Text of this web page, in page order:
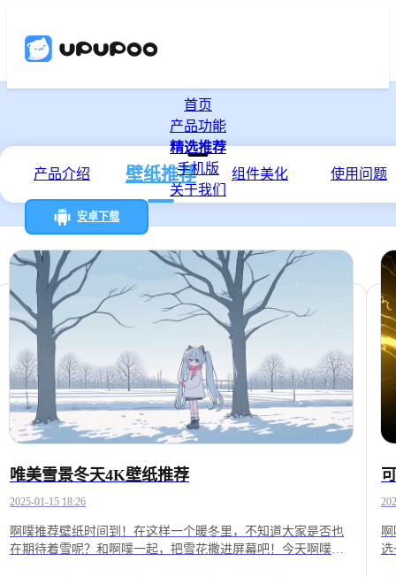
首页
产品功能
精选推荐
手机版
关于我们
安卓下载
产品介绍 壁纸推荐 组件美化 使用问题
唯美雪景冬天4K壁纸推荐
2025-01-15 18:26
啊噗推荐壁纸时间到！在这样一个暖冬里，不知道大家是否也
在期待着雪呢？和啊噗一起，把雪花撒进屏幕吧！今天啊噗给
选